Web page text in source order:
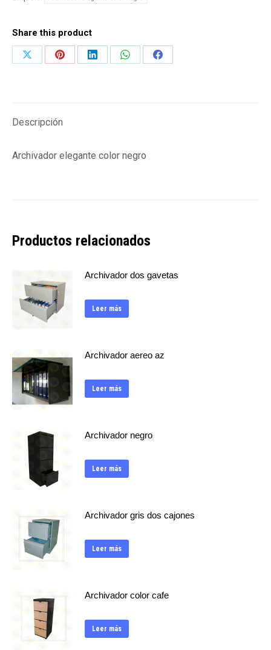
Share this product
Share
Share
Share
Share
Share
Descripción
Archivador elegante color negro
Productos relacionados
Archivador dos gavetas
Leer más
Archivador aereo az
Leer más
Archivador negro
Leer más
Archivador gris dos cajones
Leer más
Archivador color cafe
Leer más